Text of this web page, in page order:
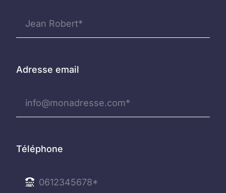
Adresse email
Téléphone